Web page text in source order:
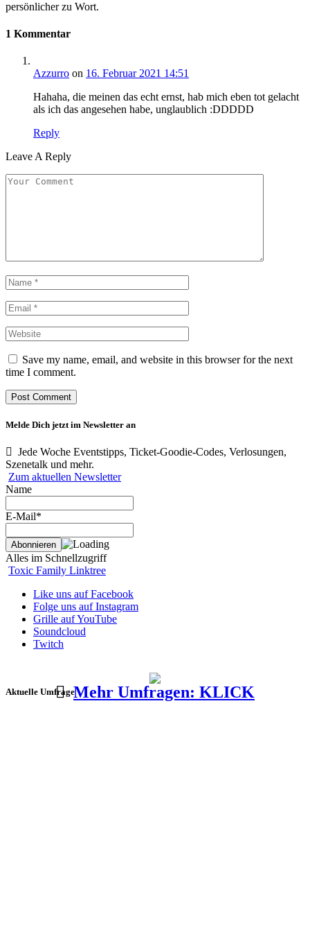
persönlicher zu Wort.
1 Kommentar
Azzurro on 16. Februar 2021 14:51
Hahaha, die meinen das echt ernst, hab mich eben tot gelacht
als ich das angesehen habe, unglaublich :DDDDD
Reply
Leave A Reply
Save my name, email, and website in this browser for the next
time I comment.
Melde Dich jetzt im Newsletter an
Jede Woche Eventstipps, Ticket-Goodie-Codes, Verlosungen,
Szenetalk und mehr.
Zum aktuellen Newsletter
Name
E-Mail*
Alles im Schnellzugriff
Toxic Family Linktree
Like uns auf Facebook
Folge uns auf Instagram
Grille auf YouTube
Soundcloud
Twitch
Aktuelle UmfrageMehr Umfragen: KLICK